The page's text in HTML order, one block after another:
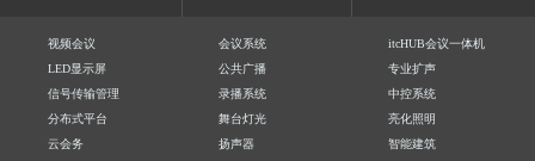
视频会议 会议系统
itcHUB会议一体机
LED显示屏
公共广播
专业扩声
信号传输管理
录播系统
中控系统
分布式平台
舞台灯光
亮化照明
云会务
扬声器
智能建筑